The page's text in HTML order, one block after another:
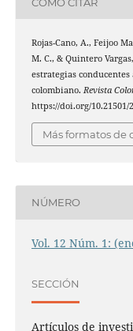
Rojas-Cano, A., Feijoo
M. C., & Quintero
estrategias
colombiano. Revista
https://doi.org/10.21501/
Más formatos de
NÚMERO
Vol. 12 Núm. 1:
SECCIÓN
Artículos de